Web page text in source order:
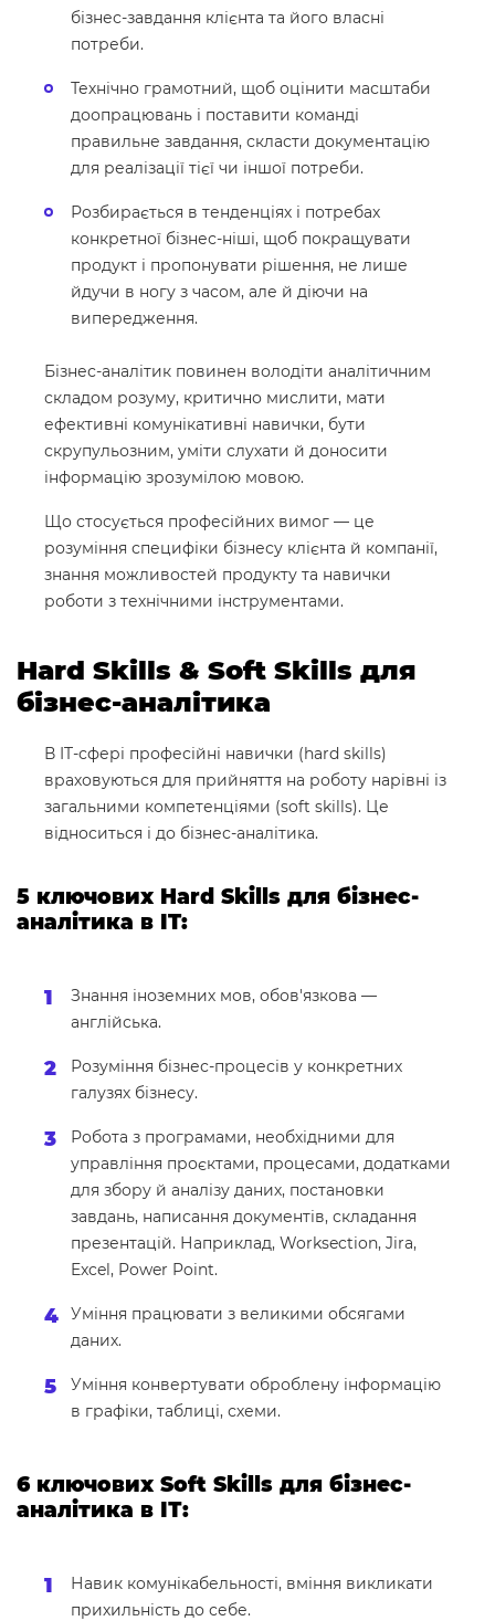
бізнес-завдання клієнта та його власні
потреби.
Технічно грамотний, щоб оцінити масштаби
доопрацювань і поставити команді
правильне завдання, скласти документацію
для реалізації тієї чи іншої потреби.
Розбирається в тенденціях і потребах
конкретної бізнес-ніші, щоб покращувати
продукт і пропонувати рішення, не лише
йдучи в ногу з часом, але й діючи на
випередження.
Бізнес-аналітик повинен володіти аналітичним
складом розуму, критично мислити, мати
ефективні комунікативні навички, бути
скрупульозним, уміти слухати й доносити
інформацію зрозумілою мовою.
Що стосується професійних вимог — це
розуміння специфіки бізнесу клієнта й компанії,
знання можливостей продукту та навички
роботи з технічними інструментами.
Hard Skills & Soft Skills для
бізнес-аналітика
В IT-сфері професійні навички (hard skills)
враховуються для прийняття на роботу нарівні із
загальними компетенціями (soft skills). Це
відноситься і до бізнес-аналітика.
5 ключових Hard Skills для бізнес-
аналітика в IT:
Знання іноземних мов, обов'язкова —
англійська.
Розуміння бізнес-процесів у конкретних
галузях бізнесу.
Робота з програмами, необхідними для
управління проєктами, процесами, додатками
для збору й аналізу даних, постановки
завдань, написання документів, складання
презентацій. Наприклад, Worksection, Jira,
Excel, Power Point.
Уміння працювати з великими обсягами
даних.
Уміння конвертувати оброблену інформацію
в графіки, таблиці, схеми.
6 ключових Soft Skills для бізнес-
аналітика в ІТ:
Навик комунікабельності, вміння викликати
прихильність до себе.